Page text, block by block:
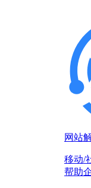
网站
移动/
帮助